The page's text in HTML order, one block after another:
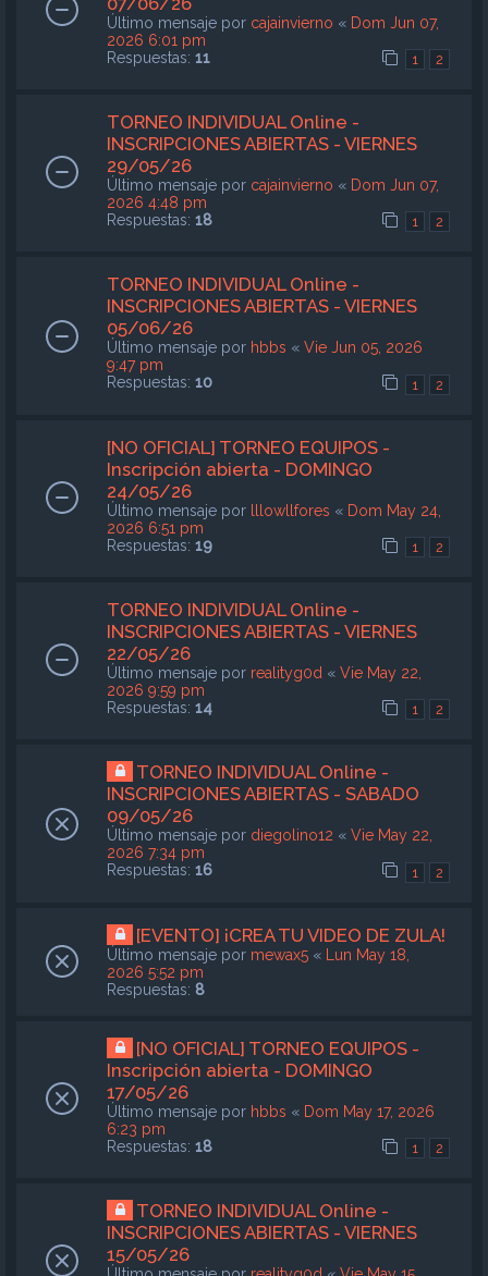
Último mensaje por cajainvierno « Dom Jun 07,
2026 6:01 pm
Respuestas: 11 1 2
TORNEO INDIVIDUAL Online -
INSCRIPCIONES ABIERTAS - VIERNES
29/05/26
Último mensaje por cajainvierno « Dom Jun 07,
2026 4:48 pm
Respuestas: 18 1 2
TORNEO INDIVIDUAL Online -
INSCRIPCIONES ABIERTAS - VIERNES
05/06/26
Último mensaje por hbbs « Vie Jun 05, 2026
9:47 pm
Respuestas: 10 1 2
[NO OFICIAL] TORNEO EQUIPOS -
Inscripción abierta - DOMINGO
24/05/26
Último mensaje por lllowllfores « Dom May 24,
2026 6:51 pm
Respuestas: 19 1 2
TORNEO INDIVIDUAL Online -
INSCRIPCIONES ABIERTAS - VIERNES
22/05/26
Último mensaje por realityg0d « Vie May 22,
2026 9:59 pm
Respuestas: 14 1 2
TORNEO INDIVIDUAL Online -
INSCRIPCIONES ABIERTAS - SABADO
09/05/26
Último mensaje por diegolino12 « Vie May 22,
2026 7:34 pm
Respuestas: 16 1 2
[EVENTO] ¡CREA TU VIDEO DE ZULA!
Último mensaje por mewax5 « Lun May 18,
2026 5:52 pm
Respuestas: 8
[NO OFICIAL] TORNEO EQUIPOS -
Inscripción abierta - DOMINGO
17/05/26
Último mensaje por hbbs « Dom May 17, 2026
6:23 pm
Respuestas: 18 1 2
TORNEO INDIVIDUAL Online -
INSCRIPCIONES ABIERTAS - VIERNES
15/05/26